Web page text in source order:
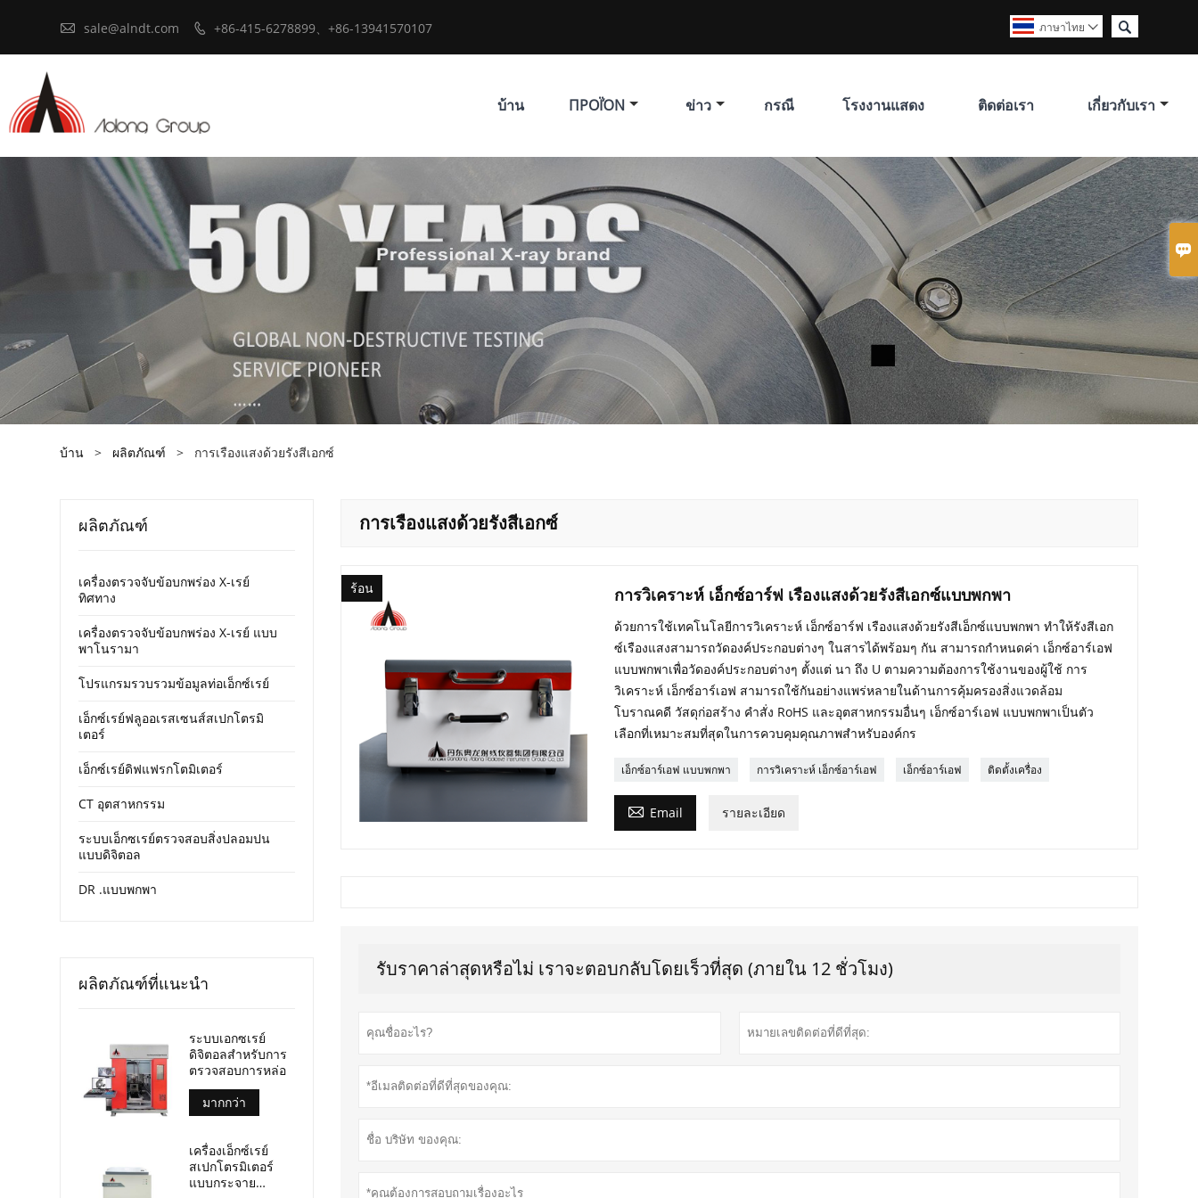

 sale@alndt.com  +86-415-6278899、+86-13941570107 
ภาษาไทย 
บ้าน ΠΡΟΪΌΝ ข่าว กรณี โรงงานแสดง ติดต่อเรา เกี่ยวกับเรา
บ้าน > ผลิตภัณฑ์ > การเรืองแสงด้วยรังสีเอกซ์
การเรืองแสงด้วยรังสีเอกซ์
ร้อน การวิเคราะห์ เอ็กซ์อาร์ฟ เรืองแสงด้วยรังสีเอกซ์แบบพกพา
ด้วยการใช้เทคโนโลยีการวิเคราะห์ เอ็กซ์อาร์ฟ เรืองแสงด้วยรังสีเอ็กซ์แบบพกพา ทำให้รังสีเอก
ซ์เรืองแสงสามารถวัดองค์ประกอบต่างๆ ในสารได้พร้อมๆ กัน สามารถกำหนดค่า เอ็กซ์อาร์เอฟ
แบบพกพาเพื่อวัดองค์ประกอบต่างๆ ตั้งแต่ นา ถึง U ตามความต้องการใช้งานของผู้ใช้ การ
วิเคราะห์ เอ็กซ์อาร์เอฟ สามารถใช้กันอย่างแพร่หลายในด้านการคุ้มครองสิ่งแวดล้อม
โบราณคดี วัสดุก่อสร้าง คำสั่ง RoHS และอุตสาหกรรมอื่นๆ เอ็กซ์อาร์เอฟ แบบพกพาเป็นตัว
เลือกที่เหมาะสมที่สุดในการควบคุมคุณภาพสำหรับองค์กร
เอ็กซ์อาร์เอฟ แบบพกพา การวิเคราะห์ เอ็กซ์อาร์เอฟ เอ็กซ์อาร์เอฟ ติดตั้งเครื่อง
 Email รายละเอียด
รับราคาล่าสุดหรือไม่ เราจะตอบกลับโดยเร็วที่สุด (ภายใน 12 ชั่วโมง)
ผลิตภัณฑ์
เครื่องตรวจจับข้อบกพร่อง X-เรย์
ทิศทาง
เครื่องตรวจจับข้อบกพร่อง X-เรย์ แบบ
พาโนรามา
โปรแกรมรวบรวมข้อมูลท่อเอ็กซ์เรย์
เอ็กซ์เรย์ฟลูออเรสเซนส์สเปกโตรมิ
เตอร์
เอ็กซ์เรย์ดิฟแฟรกโตมิเตอร์
CT อุตสาหกรรม
ระบบเอ็กซเรย์ตรวจสอบสิ่งปลอมปน
แบบดิจิตอล
DR .แบบพกพา
ผลิตภัณฑ์ที่แนะนำ
ระบบเอกซเรย์
ดิจิตอลสำหรับการ
ตรวจสอบการหล่อ
มากกว่า
เครื่องเอ็กซ์เรย์
สเปกโตรมิเตอร์
แบบกระจาย